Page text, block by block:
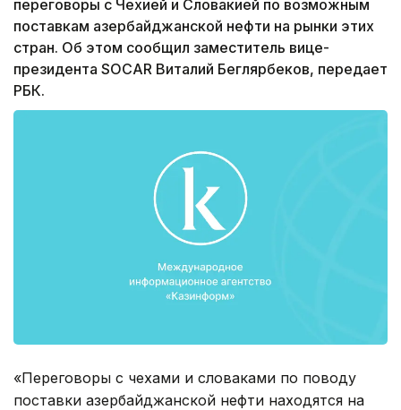
переговоры с Чехией и Словакией по возможным
поставкам азербайджанской нефти на рынки этих
стран. Об этом сообщил заместитель вице-
президента SOCAR Виталий Беглярбеков, передает
РБК.
«Переговоры с чехами и словаками по поводу
поставки азербайджанской нефти находятся на